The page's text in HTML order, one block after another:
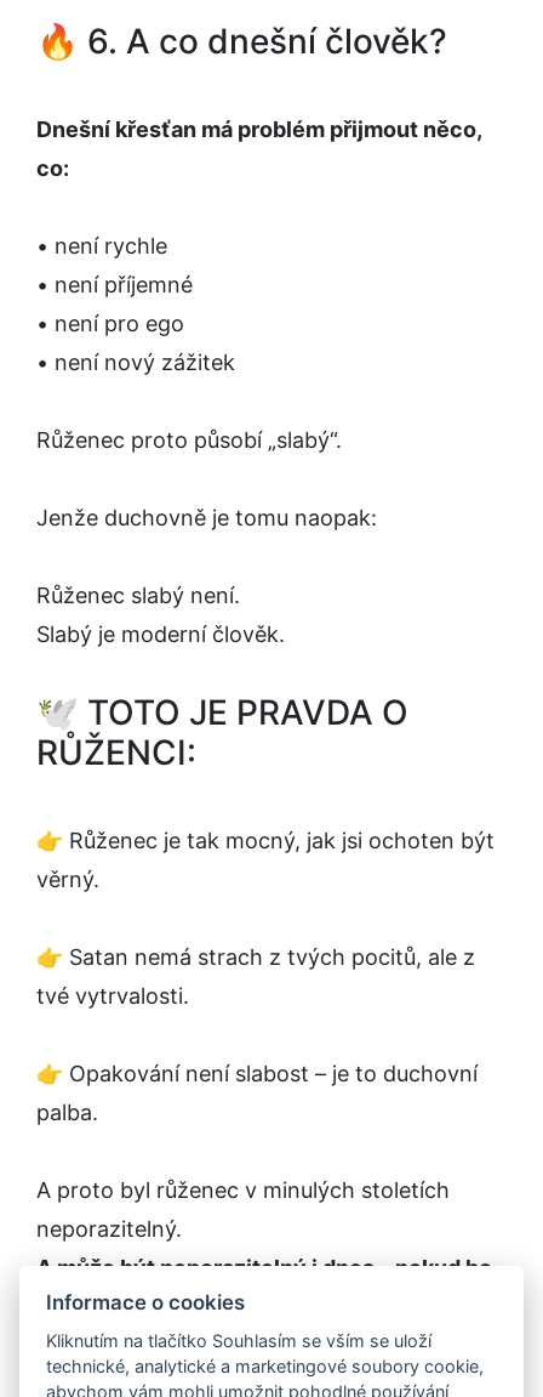
🔥 6. A co dnešní člověk?
Dnešní křesťan má problém přijmout něco,
co:
• není rychle
• není příjemné
• není pro ego
• není nový zážitek
Růženec proto působí „slabý“.
Jenže duchovně je tomu naopak:
Růženec slabý není.
Slabý je moderní člověk.
🕊️ TOTO JE PRAVDA O
RŮŽENCI:
👉 Růženec je tak mocný, jak jsi ochoten být
věrný.
👉 Satan nemá strach z tvých pocitů, ale z
tvé vytrvalosti.
👉 Opakování není slabost – je to duchovní
palba.
A proto byl růženec v minulých stoletích
neporazitelný.
A může být neporazitelný i dnes – pokud ho
budeš nosit jako zbraň, ne jako pocit. ✝️
Na povzbuzení vytvořil - Peter Maria Michael
Informace o cookies
Kliknutím na tlačítko Souhlasím se vším se uloží
technické, analytické a marketingové soubory cookie,
abychom vám mohli umožnit pohodlné používání